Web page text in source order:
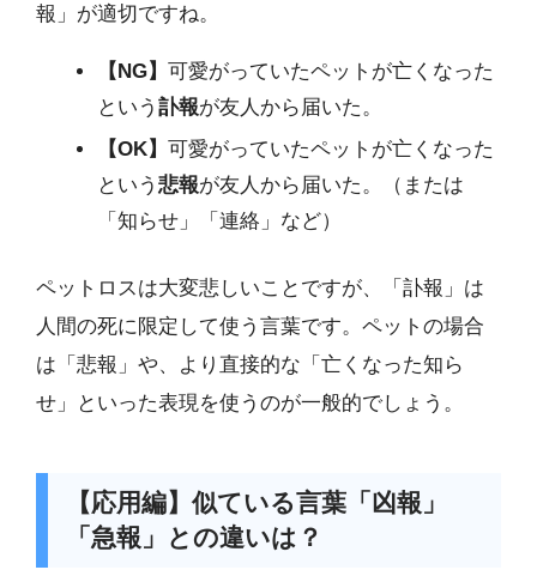
報」が適切ですね。
【NG】 可愛がっていたペットが亡くなった
という 訃報が友人から届いた。
【OK】 可愛がっていたペットが亡くなった
という 悲報が友人から届いた。（または
「知らせ」「連絡」など）
ペットロスは大変悲しいことですが、「訃報」は
人間の死に限定して使う言葉です。ペットの場合
は「悲報」や、より直接的な「亡くなった知ら
せ」といった表現を使うのが一般的でしょう。
【応用編】似ている言葉「凶報」
「急報」との違いは？